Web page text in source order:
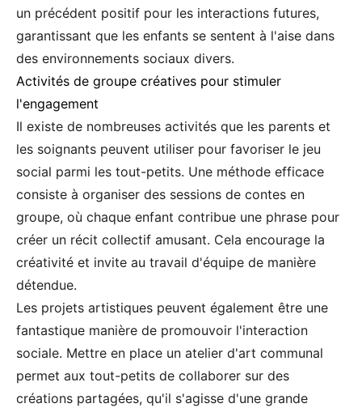
un précédent positif pour les interactions futures,
garantissant que les enfants se sentent à l'aise dans
des environnements sociaux divers.
Activités de groupe créatives pour stimuler
l'engagement
Il existe de nombreuses activités que les parents et
les soignants peuvent utiliser pour favoriser le jeu
social parmi les tout-petits. Une méthode efficace
consiste à organiser des sessions de contes en
groupe, où chaque enfant contribue une phrase pour
créer un récit collectif amusant. Cela encourage la
créativité et invite au travail d'équipe de manière
détendue.
Les projets artistiques peuvent également être une
fantastique manière de promouvoir l'interaction
sociale. Mettre en place un atelier d'art communal
permet aux tout-petits de collaborer sur des
créations partagées, qu'il s'agisse d'une grande